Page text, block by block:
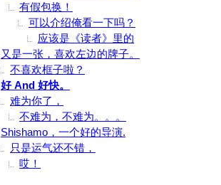
有假包换！
可以介绍俺看一下吗？
应该是《读者》里的
又是一张，喜欢左边的牌子。
不喜欢框子啦？
好 And 好快。
难为你了，
不难为，不难为。。。
Shishamo，一个好的导演.
只是运气还不错，
哎！